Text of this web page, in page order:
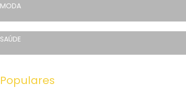
MODA
SAÚDE
Populares